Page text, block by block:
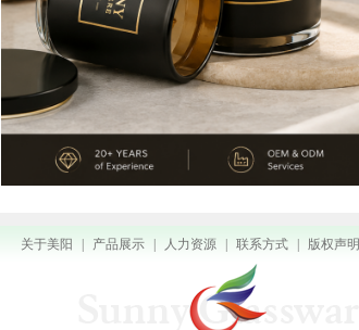
关于美阳 产品展示 人力资源 联系方式 版权声明